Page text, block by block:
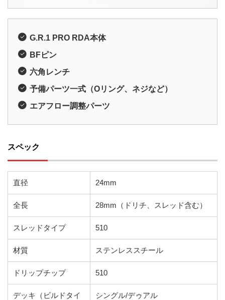
G.R.1 PRO RDA本体
BFピン
六角レンチ
予備パーツ一式（Oリング、ネジなど）
エアフロー調整パーツ
スペック
直径 24mm
全長 28mm（ドリチ、スレッド含む）
スレッドタイプ 510
材質 ステンレススチール
ドリップチップ 510
デッキ（ビルドタイ
シングル/デゥアル